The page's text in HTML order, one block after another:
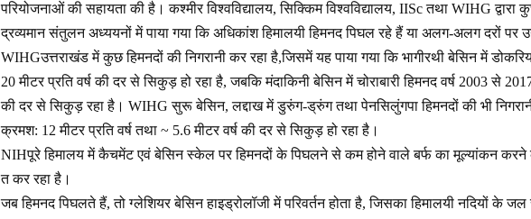
परियोजनाओं की सहायता की है। कश्मीर विश्वविद्यालय, सिक्किम विश्वविद्यालय, IISc तथा WIHG द्वारा
द्रव्यमान संतुलन अध्ययनों में पाया गया कि अधिकांश हिमालयी हिमनद पिघल रहे हैं या अलग-अलग दरों पर
WIHGउत्तराखंड में कुछ हिमनदों की निगरानी कर रहा है,जिसमें यह पाया गया कि भागीरथी बेसिन में
20 मीटर प्रति वर्ष की दर से सिकुड़ हो रहा है, जबकि मंदाकिनी बेसिन में चोराबारी हिमनद वर्ष 2003 से
की दर से सिकुड़ रहा है। WIHG सुरू बेसिन, लद्दाख में डुरुंग-ड्रुंग तथा पेनसिलुंगपा हिमनदों की भी
क्रमश: 12 मीटर प्रति वर्ष तथा ~ 5.6 मीटर वर्ष की दर से सिकुड़ हो रहा है।
NIHपूरे हिमालय में कैचमेंट एवं बेसिन स्केल पर हिमनदों के पिघलने से कम होने वाले बर्फ का मूल्यांकन करने
त कर रहा है।
जब हिमनद पिघलते हैं, तो ग्लेशियर बेसिन हाइड्रोलॉजी में परिवर्तन होता है, जिसका हिमालयी नदियों के जल